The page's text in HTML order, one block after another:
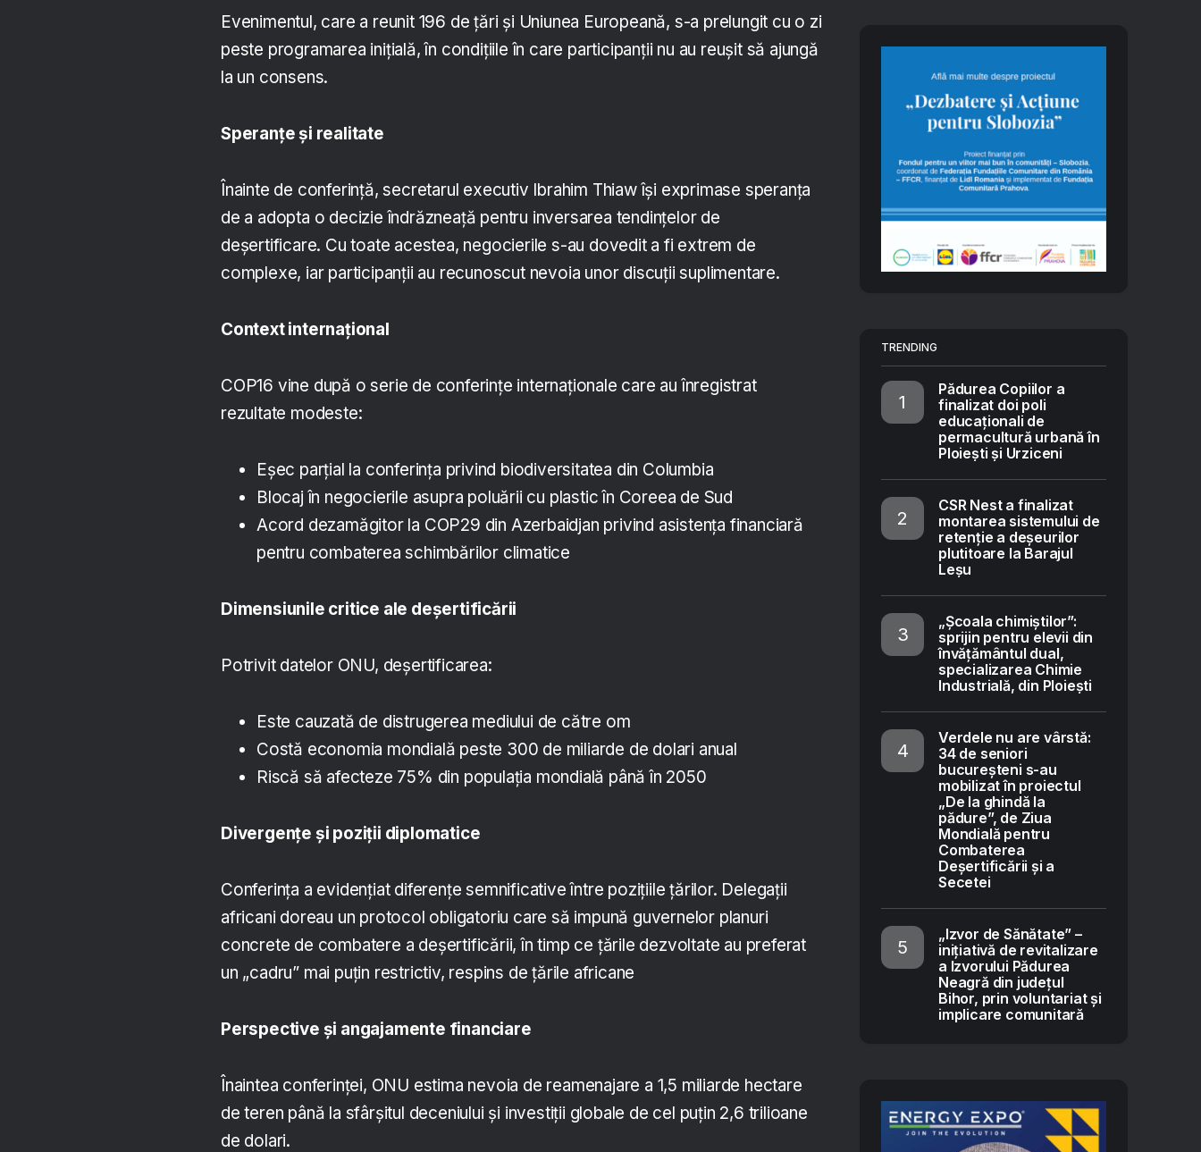
Evenimentul, care a reunit 196 de ţări şi Uniunea Europeană, s-a prelungit cu o zi
peste programarea iniţială, în condiţiile în care participanţii nu au reuşit să ajungă
la un consens.
Speranţe şi realitate
Înainte de conferinţă, secretarul executiv Ibrahim Thiaw îşi exprimase speranţa
de a adopta o decizie îndrăzneaţă pentru inversarea tendinţelor de
deşertificare. Cu toate acestea, negocierile s-au dovedit a fi extrem de
complexe, iar participanţii au recunoscut nevoia unor discuţii suplimentare.
Context internațional
COP16 vine după o serie de conferinţe internaţionale care au înregistrat
rezultate modeste:
Eşec parţial la conferinţa privind biodiversitatea din Columbia
Blocaj în negocierile asupra poluării cu plastic în Coreea de Sud
Acord dezamăgitor la COP29 din Azerbaidjan privind asistenţa financiară
pentru combaterea schimbărilor climatice
Dimensiunile critice ale deşertificării
Potrivit datelor ONU, deşertificarea:
Este cauzată de distrugerea mediului de către om
Costă economia mondială peste 300 de miliarde de dolari anual
Riscă să afecteze 75% din populaţia mondială până în 2050
Divergenţe şi poziţii diplomatice
Conferinţa a evidenţiat diferenţe semnificative între poziţiile ţărilor. Delegaţii
africani doreau un protocol obligatoriu care să impună guvernelor planuri
concrete de combatere a deşertificării, în timp ce țările dezvoltate au preferat
un „cadru” mai puţin restrictiv, respins de ţările africane
Perspective şi angajamente financiare
Înaintea conferinţei, ONU estima nevoia de reamenajare a 1,5 miliarde hectare
de teren până la sfârşitul deceniului și investiţii globale de cel puţin 2,6 trilioane
de dolari.
TRENDING
Pădurea Copiilor a
finalizat doi poli
educaționali de
permacultură urbană în
Ploiești și Urziceni
CSR Nest a finalizat
montarea sistemului de
retenție a deșeurilor
plutitoare la Barajul
Leșu
„Școala chimiștilor”:
sprijin pentru elevii din
învățământul dual,
specializarea Chimie
Industrială, din Ploiești
Verdele nu are vârstă:
34 de seniori
bucureșteni s-au
mobilizat în proiectul
„De la ghindă la
pădure”, de Ziua
Mondială pentru
Combaterea
Deșertificării și a
Secetei
„Izvor de Sănătate” –
inițiativă de revitalizare
a Izvorului Pădurea
Neagră din județul
Bihor, prin voluntariat și
implicare comunitară